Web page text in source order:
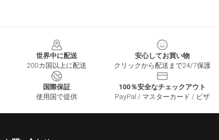
世界中に配送
200カ国以上に配送
安心してお買い物
クリックから配送まで24/7保護
国際保証
使用国で提供
100％安全なチェックアウト
PayPal / マスターカード / ビザ